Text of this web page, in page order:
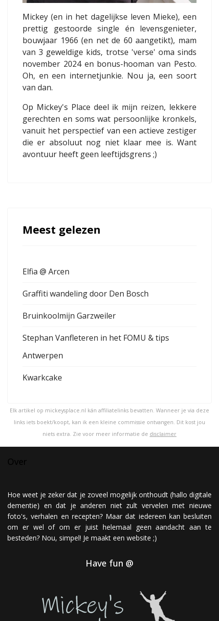
Mickey (en in het dagelijkse leven Mieke), een
prettig gestoorde single én levensgenieter,
bouwjaar 1966 (en net de 60 aangetikt), mam
van 3 geweldige kids, trotse 'verse' oma sinds
november 2024 en bonus-hooman van Pesto.
Oh, en een internetjunkie. Nou ja, een soort
van dan.
Op Mickey's Place deel ik mijn reizen, lekkere
gerechten en soms wat persoonlijke kronkels,
vanuit het perspectief van een actieve zestiger
die er absoluut nog niet klaar mee is. Want
avontuur heeft geen leeftijdsgrens ;)
Meest gelezen
Elfia @ Arcen
Graffiti wandeling door Den Bosch
Bruinkoolmijn Garzweiler
Stephan Vanfleteren in het FOMU & tips
Antwerpen
Kwarkcake
Elk artikel op mickeysplace.nl kán affiliatelinks bevatten. Wanneer je via deze
links iets boekt/koopt, kan ik een kleine commissie ontvangen. Dit kost jou
niets extra. Zie voor meer informatie de disclaimer
Hoe weet je zeker dat je zoveel mogelijk onthoudt (hallo digitale
dementie) en dat je anderen niet zult vervelen met nieuwe
foto's, verhalen en recepten? Maar dat iedereen kan besluiten
om er wel of om er juist helemaal geen aandacht aan te
besteden? Nou, simpel! Je maakt een website ;)
Have fun @